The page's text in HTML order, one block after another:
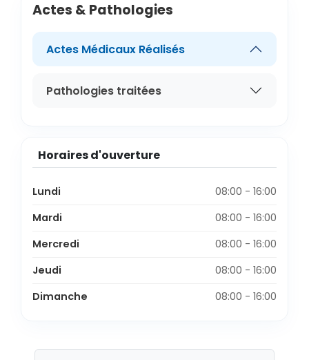
Actes & Pathologies
Actes Médicaux Réalisés
Pathologies traitées
Horaires d'ouverture
Lundi
08:00 - 16:00
Mardi
08:00 - 16:00
Mercredi
08:00 - 16:00
Jeudi
08:00 - 16:00
Dimanche
08:00 - 16:00